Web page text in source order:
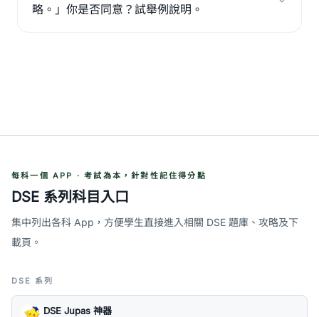
略。」你是否同意？試舉例說明。
每科一個 APP · 考試為本，針對性記住得分點
DSE 系列科目入口
集中列出各科 App，方便學生直接進入相關 DSE 題庫、攻略及下
載頁。
DSE 系列
DSE Jupas 神器